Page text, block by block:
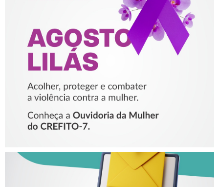
AGOSTO LILÁS – ACOLHER,
PROTEGER E COMBATER A
VIOLÊNCIA CONTRA A
MULHER